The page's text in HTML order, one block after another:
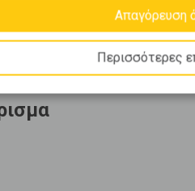
Απαγόρευση
Περισσότερες